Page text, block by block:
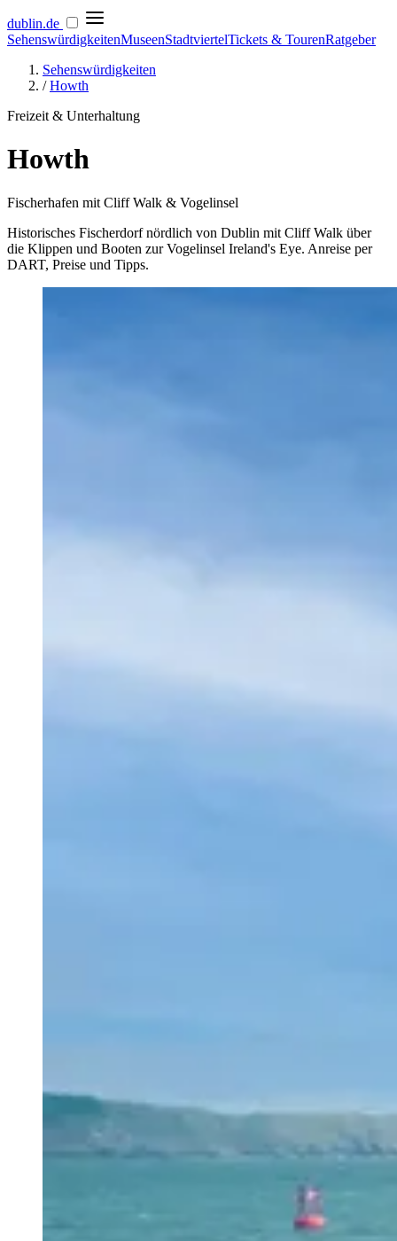
dublin.de
SehenswürdigkeitenMuseenStadtviertelTickets & TourenRatgeber
Sehenswürdigkeiten
/ Howth
Freizeit & Unterhaltung
Howth
Fischerhafen mit Cliff Walk & Vogelinsel
Historisches Fischerdorf nördlich von Dublin mit Cliff Walk über
die Klippen und Booten zur Vogelinsel Ireland's Eye. Anreise per
DART, Preise und Tipps.